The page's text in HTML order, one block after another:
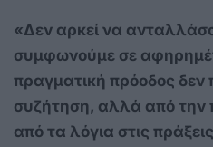
«Δεν αρκεί να
συμφωνούμε σε
πραγματική πρόοδος δεν
συζήτηση, αλλά από την
από τα λόγια στις